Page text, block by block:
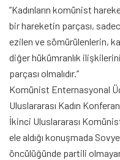
”Kadınların komünist
bir hareketin parçası,
ezilen ve sömürülenlerin,
diğer hükümranlık
parçası olmalıdır.”
Komünist Enternasyonal
Uluslararası Kadın
İkinci Uluslararası
ele aldığı konuşmada
öncülüğünde partili